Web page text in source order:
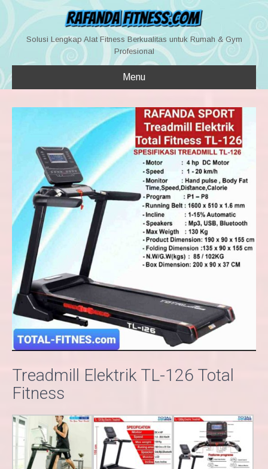
Solusi Lengkap Alat Fitness Berkualitas untuk Rumah & Gym
Profesional
Menu
Treadmill Elektrik TL-126 Total
Fitness